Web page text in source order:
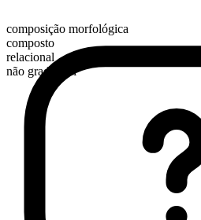
composição morfológica
composto
relacional
não graduável